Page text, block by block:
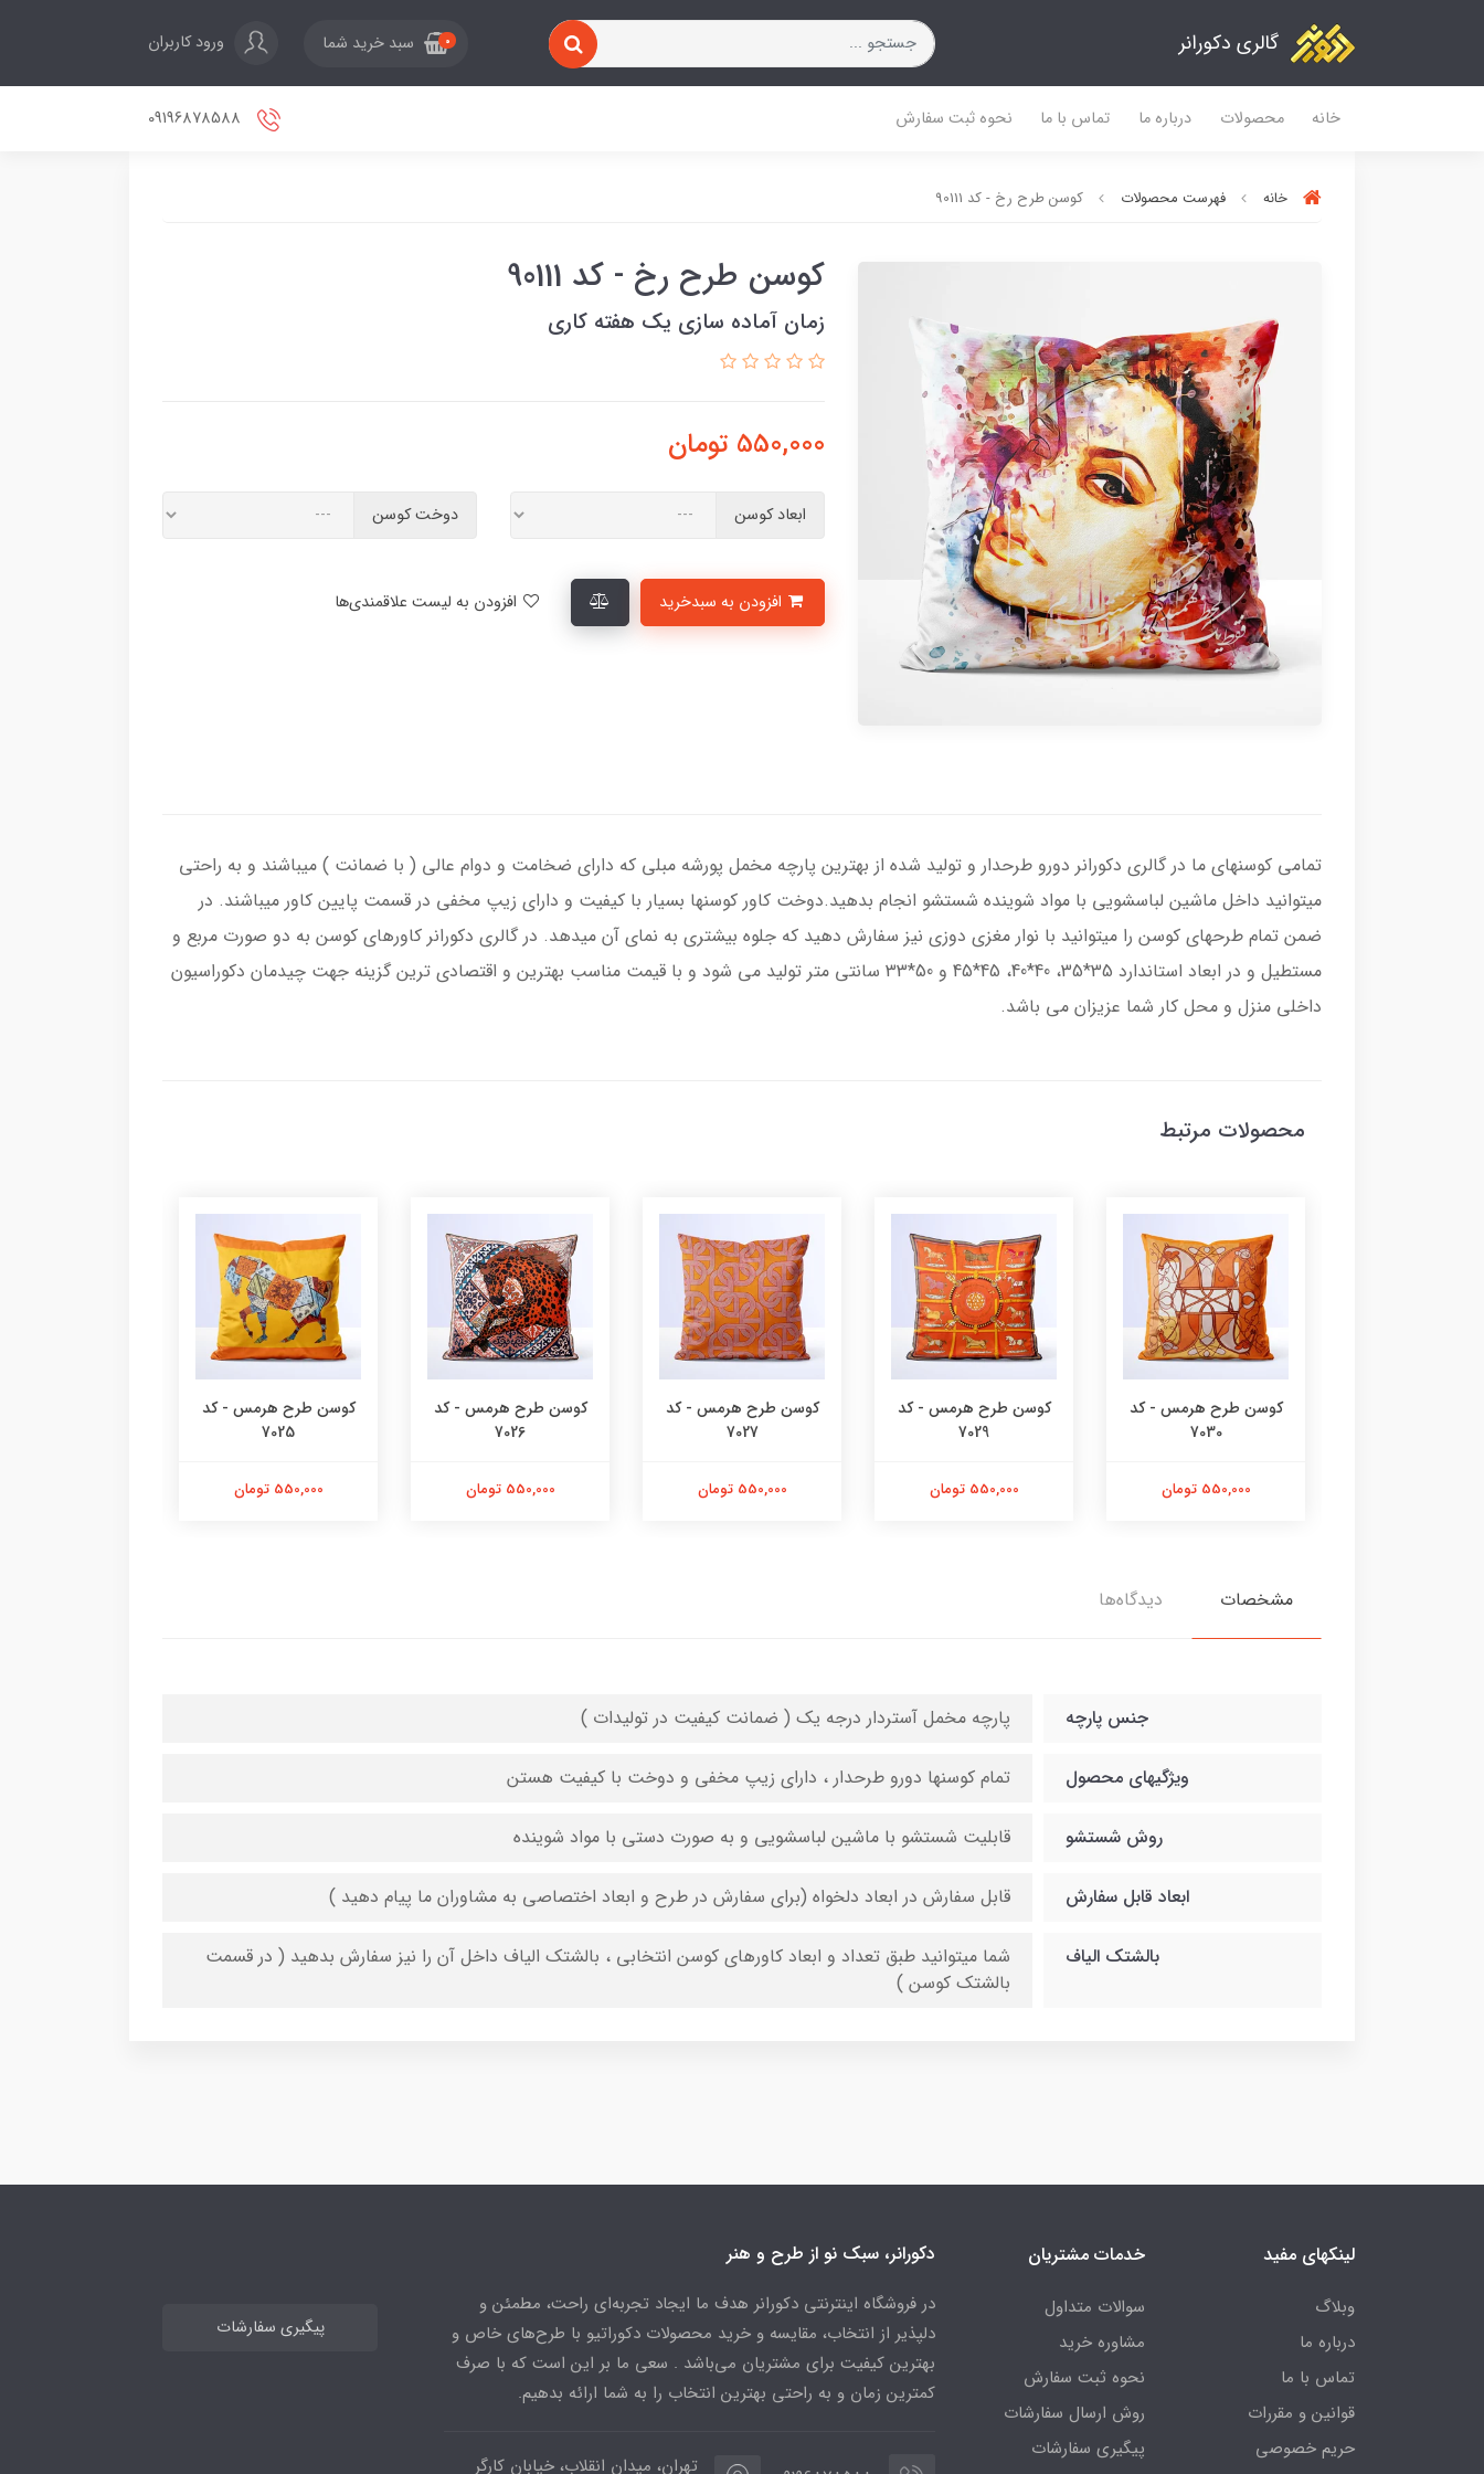
گالری دکورانر 0 سبد خرید شما ورود کاربران
خانه محصولات درباره ما تماس با ما نحوه ثبت سفارش
خانه فهرست محصولات کوسن طرح رخ - کد 90111
کوسن طرح رخ - کد 90111
زمان آماده سازی یک هفته کاری
550,000 تومان
ابعاد کوسن دوخت کوسن
تمامی کوسنهای ما در گالری دکورانر دورو طرحدار و تولید شده از بهترین پارچه مخمل پورشه مبلی که دارای ضخامت و دوام عالی ( با ضمانت ) میباشند و به راحتی
میتوانید داخل ماشین لباسشویی با مواد شوینده شستشو انجام بدهید.دوخت کاور کوسنها بسیار با کیفیت و دارای زیپ مخفی در قسمت پایین کاور میباشند. در
ضمن تمام طرحهای کوسن را میتوانید با نوار مغزی دوزی نیز سفارش دهید که جلوه بیشتری به نمای آن میدهد. در گالری دکورانر کاورهای کوسن به دو صورت مربع و
مستطیل و در ابعاد استاندارد 35*35، 40*40، 45*45 و 50*33 سانتی متر تولید می شود و با قیمت مناسب بهترین و اقتصادی ترین گزینه جهت چیدمان دکوراسیون
داخلی منزل و محل کار شما عزیزان می باشد.
محصولات مرتبط
کوسن طرح هرمس - کد
7030
550,000 تومان
کوسن طرح هرمس - کد
7029
550,000 تومان
کوسن طرح هرمس - کد
7027
550,000 تومان
کوسن طرح هرمس - کد
7026
550,000 تومان
کوسن طرح هرمس - کد
7025
550,000 تومان
مشخصات دیدگاه‌ها
جنس پارچه پارچه مخمل آستردار درجه یک ( ضمانت کیفیت در تولیدات )
ویژگیهای محصول تمام کوسنها دورو طرحدار ، دارای زیپ مخفی و دوخت با کیفیت هستن
روش شستشو قابلیت شستشو با ماشین لباسشویی و به صورت دستی با مواد شوینده
ابعاد قابل سفارش قابل سفارش در ابعاد دلخواه (برای سفارش در طرح و ابعاد اختصاصی به مشاوران ما پیام دهید )
بالشتک الیاف
شما میتوانید طبق تعداد و ابعاد کاورهای کوسن انتخابی ، بالشتک الیاف داخل آن را نیز سفارش بدهید ( در قسمت
بالشتک کوسن )
لینکهای مفید
وبلاگ
درباره ما
تماس با ما
قوانین و مقررات
حریم خصوصی
خدمات مشتریان
سوالات متداول
مشاوره خرید
نحوه ثبت سفارش
روش ارسال سفارشات
پیگیری سفارشات
دکورانر، سبک نو از طرح و هنر
در فروشگاه اینترنتی دکورانر هدف ما ایجاد تجربه‌ای راحت، مطمئن و
دلپذیر از انتخاب، مقایسه و خرید محصولات دکوراتیو با طرح‌های خاص و
بهترین کیفیت برای مشتریان می‌باشد . سعی ما بر این است که با صرف
کمترین زمان و به راحتی بهترین انتخاب را به شما ارائه بدهیم.
تهران، میدان انقلاب، خیابان کارگر
پیگیری سفارشات